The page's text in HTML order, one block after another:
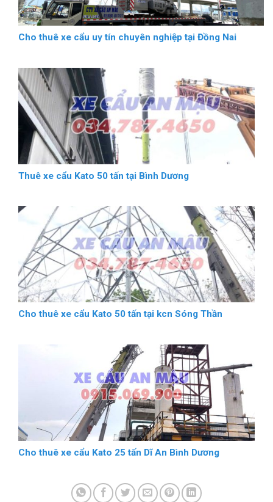
Cho thuê xe cẩu uy tín chuyên nghiệp tại Đồng Nai
Thuê xe cẩu Kato 50 tấn tại Bình Dương
Cho thuê xe cẩu Kato 50 tấn tại kcn Sóng Thần
Cho thuê xe cẩu Kato 25 tấn Dĩ An Bình Dương